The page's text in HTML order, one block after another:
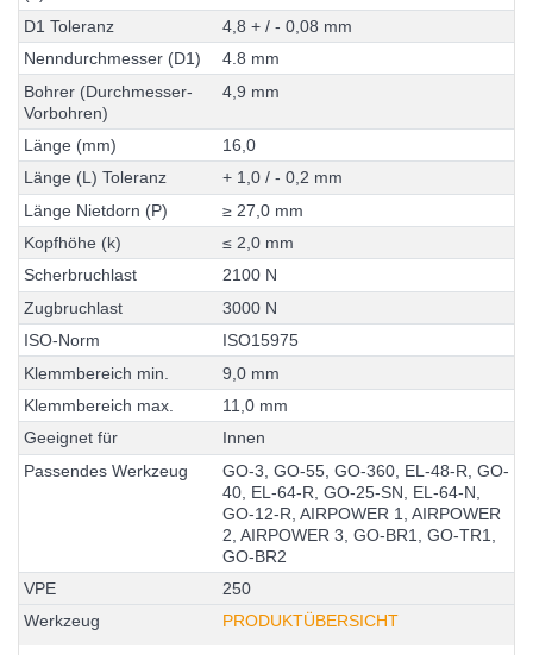
D1 Toleranz 4, 8 + / - 0, 08 mm
Nenndurchmesser (D1) 4. 8 mm
Bohrer (Durchmesser-
Vorbohren)
4, 9 mm
Länge (mm) 16 0
Länge (L) Toleranz + 1,0 / - 0,2 mm
Länge Nietdorn (P) ≥ 27 0 mm
Kopfhöhe (k) ≤ 2 0 mm
Scherbruchlast 2100 N
Zugbruchlast 3000 N
ISO-Norm ISO15975
Klemmbereich min 9 0 mm
Klemmbereich max 11 0 mm
Geeignet für Innen
Passendes Werkzeug GO-3 GO-55, GO-360, EL -48-R GO-
40, EL -64-R GO-25-SN EL -64-N
GO-1 2-R AIRPOWER 1 AIRPOWER
2 AIRPOWER 3 GO-BR1 GO-TR1
GO-BR2
VPE 250
Werkzeug
PRODUKTÜBERSICHT